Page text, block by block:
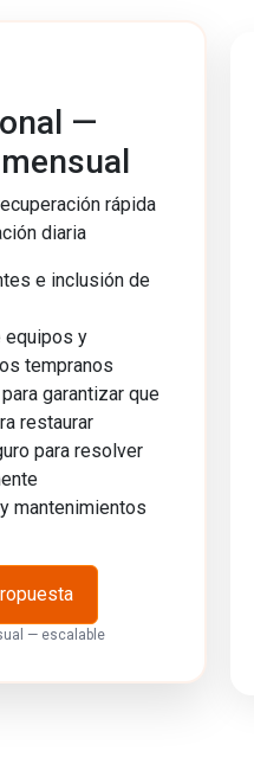
—
rápida
diaria
e inclusión de
equipos y
tempranos
garantizar que
restaurar
para resolver
mantenimientos
— escalable